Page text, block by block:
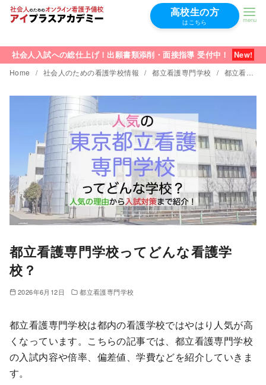
高校生の方
はこちら
社会人入試への総仕上げ！出願書類添削・面接指導 受付中！
Home 社会人のための看護学校情報 都立看護専門学校 都立看護専門学校ってどんな看護学校？
都立看護専門学校ってどんな看護学
校？
2026年6月12日 都立看護専門学校
都立看護専門学校は都内の看護学校ではやはり人気が高
くなっています。こちらの記事では、都立看護専門学校
の入試内容や倍率、偏差値、学費などを紹介していきま
す。